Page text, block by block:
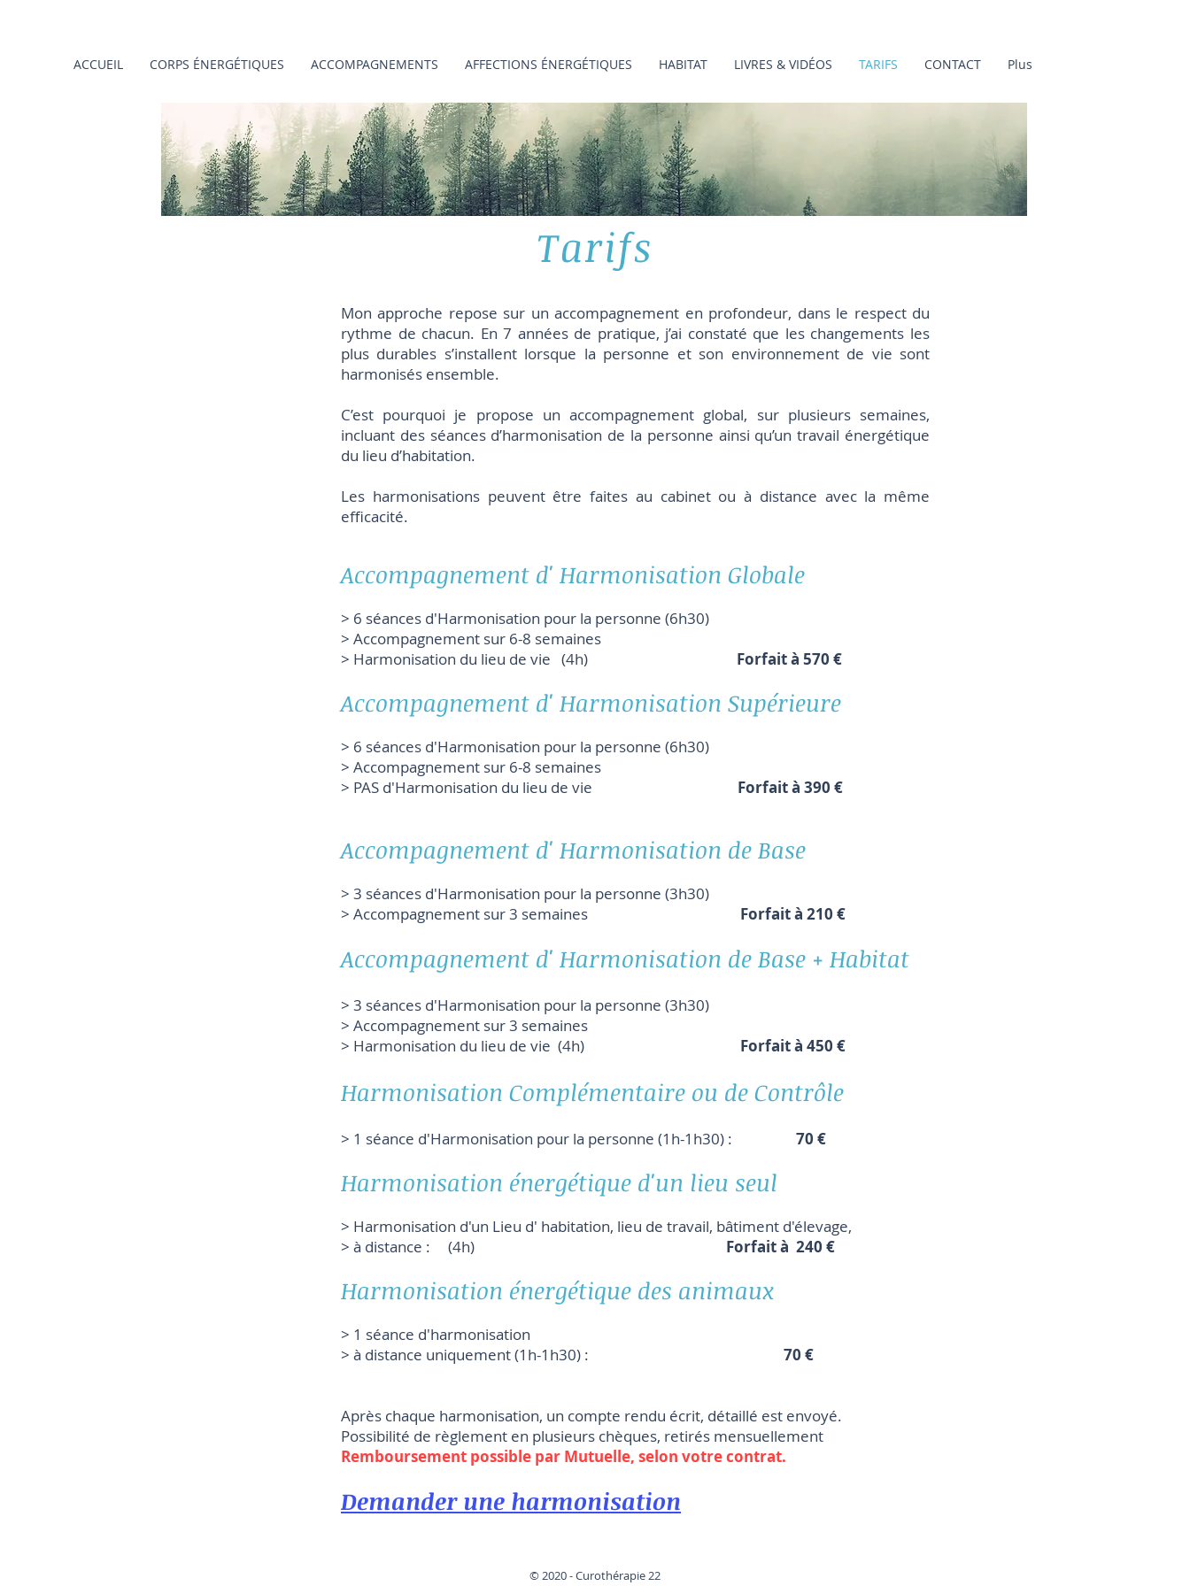
ACCUEIL CORPS ÉNERGÉTIQUES ACCOMPAGNEMENTS AFFECTIONS ÉNERGÉTIQUES HABITAT LIVRES & VIDÉOS TARIFS CONTACT Plus
Tarifs
Mon approche repose sur un accompagnement en profondeur, dans le respect du
rythme de chacun. En 7 années de pratique, j’ai constaté que les changements les
plus durables s’installent lorsque la personne et son environnement de vie sont
harmonisés ensemble.
C’est pourquoi je propose un accompagnement global, sur plusieurs semaines,
incluant des séances d’harmonisation de la personne ainsi qu’un travail énergétique
du lieu d’habitation.
Les harmonisations peuvent être faites au cabinet ou à distance avec la même
efficacité.
Accompagnement d' Harmonisation Globale
> 6 séances d'Harmonisation pour la personne (6h30)
> Accompagnement sur 6-8 semaines
> Harmonisation du lieu de vie (4h) Forfait à 570 €
Accompagnement d' Harmonisation Supérieure
> 6 séances d'Harmonisation pour la personne (6h30)
> Accompagnement sur 6-8 semaines
> PAS d'Harmonisation du lieu de vie
Forfait à 390 €
Accompagnement d' Harmonisation de Base
> 3 séances d'Harmonisation pour la personne (3h30)
> Accompagnement sur 3 semaines Forfait à 210 €
Accompagnement d' Harmonisation de Base + Habitat
> 3 séances d'Harmonisation pour la personne (3h30)
> Accompagnement sur 3 semaines
> Harmonisation du lieu de vie (4h) Forfait à 450 €
Harmonisation Complémentaire ou de Contrôle
> 1 séance d'Harmonisation pour la personne (1h-1h30) : 70 €
Harmonisation énergétique d'un lieu seul
> Harmonisation d'un Lieu d' habitation, lieu de travail, bâtiment d'élevage,
> à distance : (4h) Forfait à 240 €
Harmonisation énergétique des animaux
> 1 séance d'harmonisation
> à distance uniquement (1h-1h30) : 70 €
Après chaque harmonisation, un compte rendu écrit, détaillé est envoyé.
Possibilité de règlement en plusieurs chèques, retirés mensuellement
Remboursement possible par Mutuelle, selon votre contrat.
Demander une harmonisation
© 2020 - Curothérapie 22